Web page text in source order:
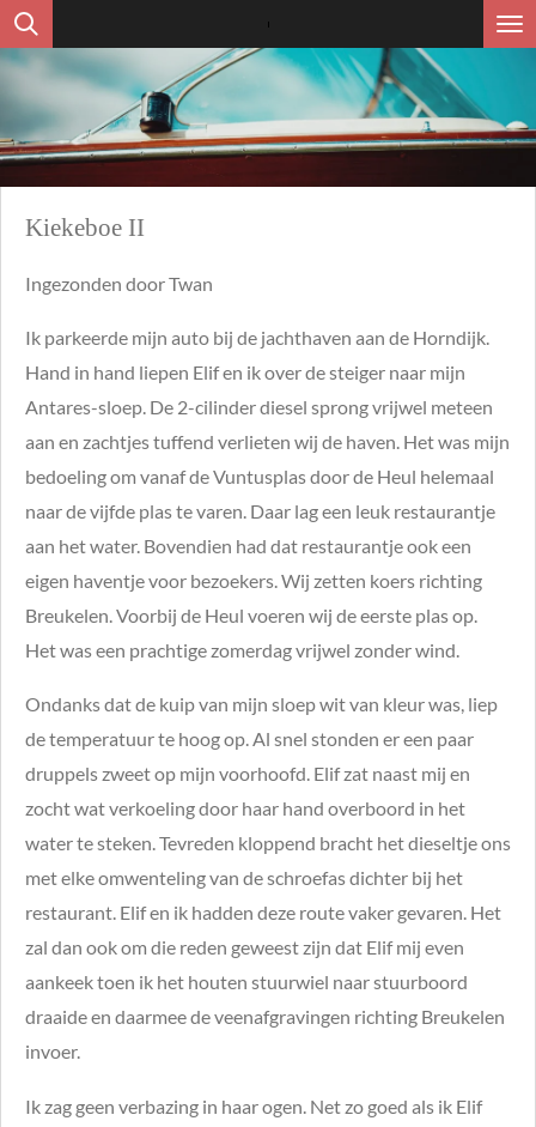
Ga
direct
naar
de
hoofdinhoud
Kiekeboe II
Ingezonden door Twan
Ik parkeerde mijn auto bij de jachthaven aan de Horndijk.
Hand in hand liepen Elif en ik over de steiger naar mijn
Antares-sloep. De 2-cilinder diesel sprong vrijwel meteen
aan en zachtjes tuffend verlieten wij de haven. Het was mijn
bedoeling om vanaf de Vuntusplas door de Heul helemaal
naar de vijfde plas te varen. Daar lag een leuk restaurantje
aan het water. Bovendien had dat restaurantje ook een
eigen haventje voor bezoekers. Wij zetten koers richting
Breukelen. Voorbij de Heul voeren wij de eerste plas op.
Het was een prachtige zomerdag vrijwel zonder wind.
Ondanks dat de kuip van mijn sloep wit van kleur was, liep
de temperatuur te hoog op. Al snel stonden er een paar
druppels zweet op mijn voorhoofd. Elif zat naast mij en
zocht wat verkoeling door haar hand overboord in het
water te steken. Tevreden kloppend bracht het dieseltje ons
met elke omwenteling van de schroefas dichter bij het
restaurant. Elif en ik hadden deze route vaker gevaren. Het
zal dan ook om die reden geweest zijn dat Elif mij even
aankeek toen ik het houten stuurwiel naar stuurboord
draaide en daarmee de veenafgravingen richting Breukelen
invoer.
Ik zag geen verbazing in haar ogen. Net zo goed als ik Elif